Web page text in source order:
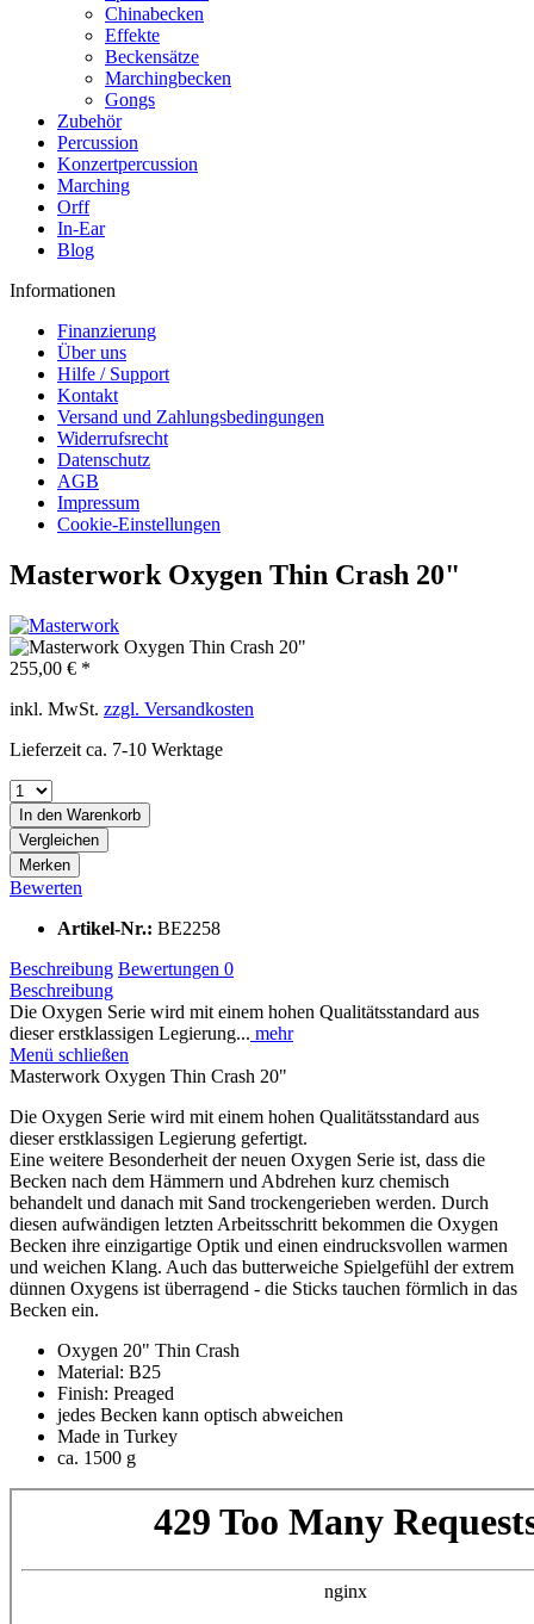
Chinabecken
Effekte
Beckensätze
Marchingbecken
Gongs
Zubehör
Percussion
Konzertpercussion
Marching
Orff
In-Ear
Blog
Informationen
Finanzierung
Über uns
Hilfe / Support
Kontakt
Versand und Zahlungsbedingungen
Widerrufsrecht
Datenschutz
AGB
Impressum
Cookie-Einstellungen
Masterwork Oxygen Thin Crash 20"
255,00 € *
inkl. MwSt. zzgl. Versandkosten
Lieferzeit ca. 7-10 Werktage
In den Warenkorb
Vergleichen
Merken
Bewerten
Artikel-Nr.: BE2258
Beschreibung Bewertungen 0
Beschreibung
Die Oxygen Serie wird mit einem hohen Qualitätsstandard aus
dieser erstklassigen Legierung... mehr
Menü schließen
Masterwork Oxygen Thin Crash 20"
Die Oxygen Serie wird mit einem hohen Qualitätsstandard aus
dieser erstklassigen Legierung gefertigt.
Eine weitere Besonderheit der neuen Oxygen Serie ist, dass die
Becken nach dem Hämmern und Abdrehen kurz chemisch
behandelt und danach mit Sand trockengerieben werden. Durch
diesen aufwändigen letzten Arbeitsschritt bekommen die Oxygen
Becken ihre einzigartige Optik und einen eindrucksvollen warmen
und weichen Klang. Auch das butterweiche Spielgefühl der extrem
dünnen Oxygens ist überragend - die Sticks tauchen förmlich in das
Becken ein.
Oxygen 20" Thin Crash
Material: B25
Finish: Preaged
jedes Becken kann optisch abweichen
Made in Turkey
ca. 1500 g